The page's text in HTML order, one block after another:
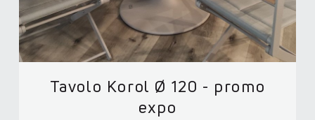
Tavolo Korol Ø 120 - promo
expo